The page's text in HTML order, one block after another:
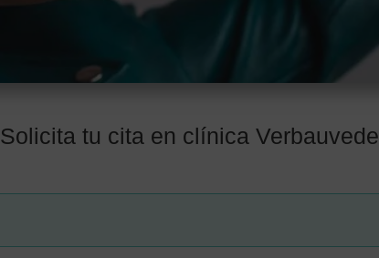
Solicita tu cita en clínica Verbauvede